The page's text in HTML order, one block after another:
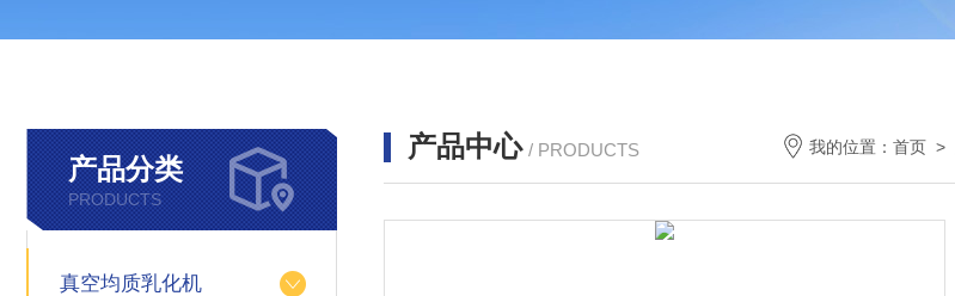
产品分类
PRODUCTS
真空均质乳化机
产品中心 / PRODUCTS 我的位置： 首页 >